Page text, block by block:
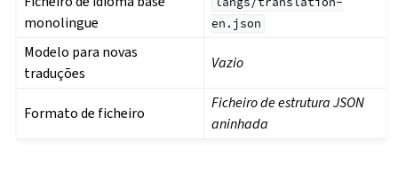
monolingue
en.json
Modelo para novas
traduções
Vazio
Formato de ficheiro
Ficheiro de estrutura JSON
aninhada